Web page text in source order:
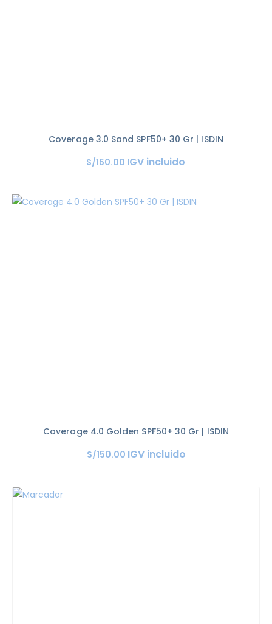
Coverage 3.0 Sand SPF50+ 30 Gr | ISDIN
S/150.00 IGV incluido
Coverage 4.0 Golden SPF50+ 30 Gr | ISDIN
S/150.00 IGV incluido